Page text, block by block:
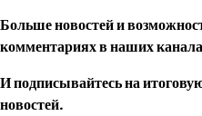
Больше новостей и
комментариях в наших
Иподписывайтесьна
новостей.